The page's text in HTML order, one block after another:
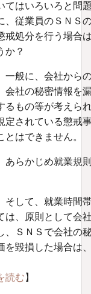
てはいろいろと問
、従業員のＳＮＳ
戒処分を行う場合
か？
一般に、会社から
会社の秘密情報を
るもの等が考えら
定されている懲戒
とはできません。
あらかじめ就業規
そして、就業時間
は、原則として会
、ＳＮＳで会社の
を毀損した場合は
読む 】